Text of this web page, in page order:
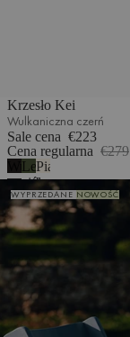
Krzesło Kei
Wulkaniczna czerń
Sale cena €223
Cena regularna €279
Wulkaniczna
czerń
Leśna
zieleń
Piaskowy
beż
Krzesło składane Navo
WYPRZEDANENOWOŚĆ